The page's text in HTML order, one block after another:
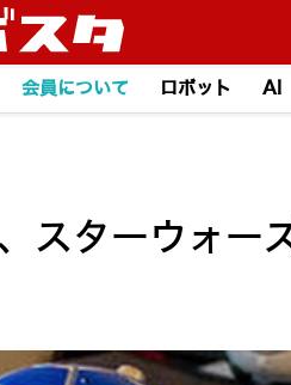
会員について ロボット AI
スターウォ